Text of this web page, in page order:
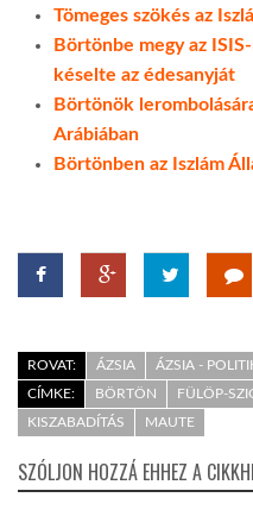
Tömeges szökés az
Börtönbe megy az
késelte az édesanyját
Börtönök
Arábiában
Börtönben az Iszlám
ROVAT: ÁZSIA
ÁZSIA -
CÍMKE:
BÖRTÖN FÜLÖP-
KISZABADÍTÁS
MAUTE
SZÓLJON HOZZÁ EHHEZ A